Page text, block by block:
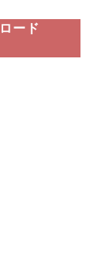
ード